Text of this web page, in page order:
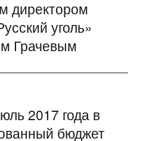
директором
уголь»
Грачевым
2017 года в
бюджет